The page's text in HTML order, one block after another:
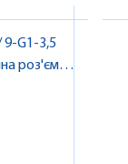
9-G1-3,5
роз'єму ,